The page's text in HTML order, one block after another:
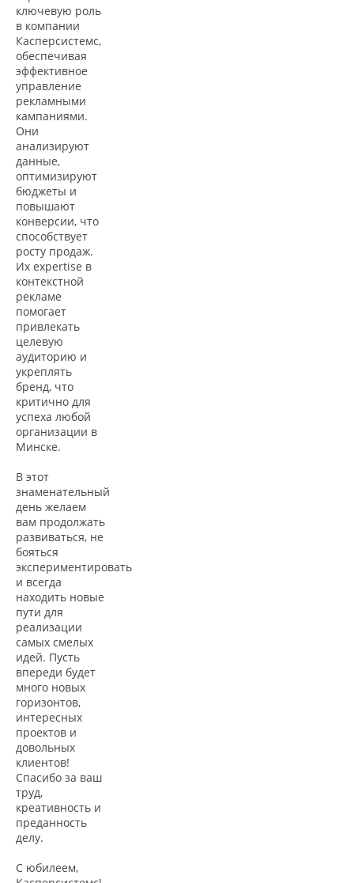
ключевую роль
в компании
Касперсистемс,
обеспечивая
эффективное
управление
рекламными
кампаниями.
Они
анализируют
данные,
оптимизируют
бюджеты и
повышают
конверсии, что
способствует
росту продаж.
Их expertise в
контекстной
рекламе
помогает
привлекать
целевую
аудиторию и
укреплять
бренд, что
критично для
успеха любой
организации в
Минске.
В этот
знаменательный
день желаем
вам продолжать
развиваться, не
бояться
экспериментировать
и всегда
находить новые
пути для
реализации
самых смелых
идей. Пусть
впереди будет
много новых
горизонтов,
интересных
проектов и
довольных
клиентов!
Спасибо за ваш
труд,
креативность и
преданность
делу.
С юбилеем,